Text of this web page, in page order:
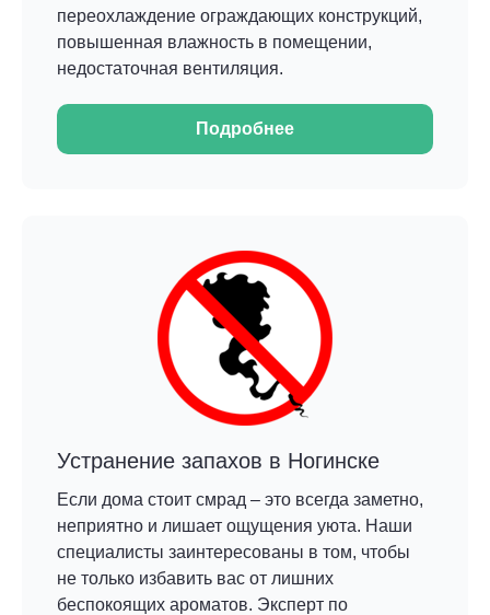
переохлаждение ограждающих конструкций,
повышенная влажность в помещении,
недостаточная вентиляция.
Подробнее
Устранение запахов в Ногинске
Если дома стоит смрад – это всегда заметно,
неприятно и лишает ощущения уюта. Наши
специалисты заинтересованы в том, чтобы
не только избавить вас от лишних
беспокоящих ароматов. Эксперт по